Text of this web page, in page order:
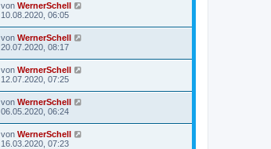
von WernerSchell
10.08.2020, 06:05
von WernerSchell
20.07.2020, 08:17
von WernerSchell
12.07.2020, 07:25
von WernerSchell
06.05.2020, 06:24
von WernerSchell
16.03.2020, 07:23